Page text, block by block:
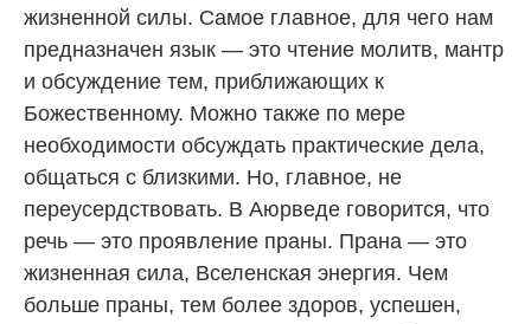
жизненной силы. Самое главное, для чего нам
предназначен язык — это чтение молитв, мантр
и обсуждение тем, приближающих к
Божественному. Можно также по мере
необходимости обсуждать практические дела,
общаться с близкими. Но, главное, не
переусердствовать. В Аюрведе говорится, что
речь — это проявление праны. Прана — это
жизненная сила, Вселенская энергия. Чем
больше праны, тем более здоров, успешен,